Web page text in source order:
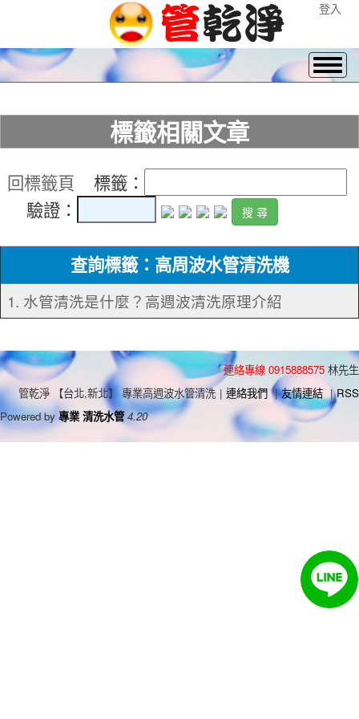
登入
標籤相關文章
回標籤頁 標籤：
驗證：
查詢標籤：高周波水管清洗機
1. 水管清洗是什麼？高週波清洗原理介紹
連絡專線 0915888575 林先生
管乾淨 【台北,新北】 專業高週波水管清洗 | 連絡我們 | 友情連結 | RSS
Powered by 專業 清洗水管 4.20